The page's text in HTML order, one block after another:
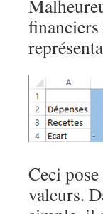
financiers
Ceci
valeurs.